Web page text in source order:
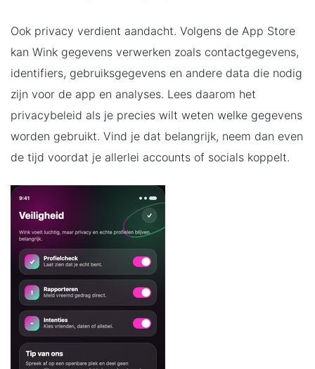
Ook privacy verdient aandacht. Volgens de App Store
kan Wink gegevens verwerken zoals contactgegevens,
identifiers, gebruiksgegevens en andere data die nodig
zijn voor de app en analyses. Lees daarom het
privacybeleid als je precies wilt weten welke gegevens
worden gebruikt. Vind je dat belangrijk, neem dan even
de tijd voordat je allerlei accounts of socials koppelt.